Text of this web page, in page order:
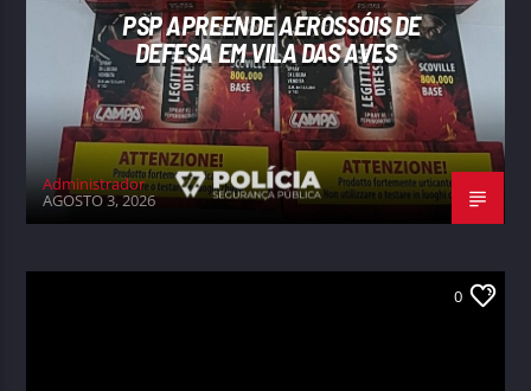
PSP APREENDE AEROSSÓIS DE
DEFESA EM VILA DAS AVES
Administrador
AGOSTO 3, 2026
0